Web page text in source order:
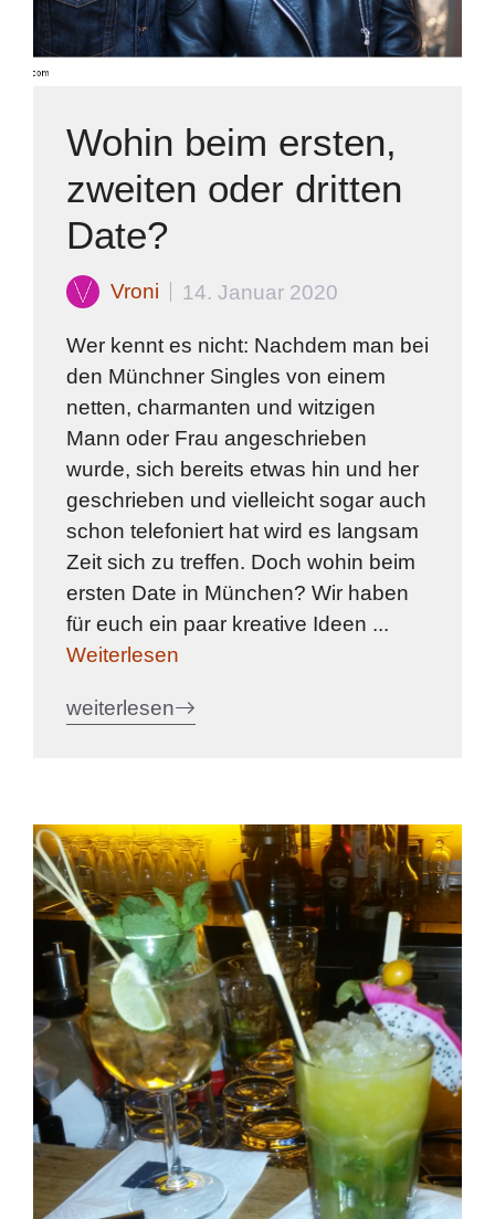
Wohin beim ersten,
zweiten oder dritten
Date?
Vroni 14. Januar 2020
Wer kennt es nicht: Nachdem man bei
den Münchner Singles von einem
netten, charmanten und witzigen
Mann oder Frau angeschrieben
wurde, sich bereits etwas hin und her
geschrieben und vielleicht sogar auch
schon telefoniert hat wird es langsam
Zeit sich zu treffen. Doch wohin beim
ersten Date in München? Wir haben
für euch ein paar kreative Ideen ...
Weiterlesen
weiterlesen